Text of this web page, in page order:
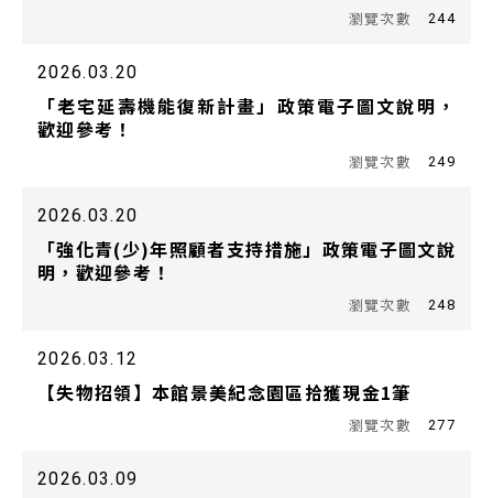
244
2026.03.20
「老宅延壽機能復新計畫」政策電子圖文說明，
歡迎參考！
249
2026.03.20
「強化青(少)年照顧者支持措施」政策電子圖文說
明，歡迎參考！
248
2026.03.12
【失物招領】本館景美紀念園區拾獲現金1筆
277
2026.03.09